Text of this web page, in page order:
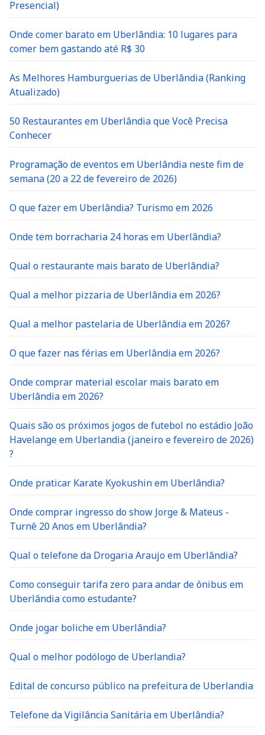
Presencial)
Onde comer barato em Uberlândia: 10 lugares para
comer bem gastando até R$ 30
As Melhores Hamburguerias de Uberlândia (Ranking
Atualizado)
50 Restaurantes em Uberlândia que Você Precisa
Conhecer
Programação de eventos em Uberlândia neste fim de
semana (20 a 22 de fevereiro de 2026)
O que fazer em Uberlândia? Turismo em 2026
Onde tem borracharia 24 horas em Uberlândia?
Qual o restaurante mais barato de Uberlândia?
Qual a melhor pizzaria de Uberlândia em 2026?
Qual a melhor pastelaria de Uberlândia em 2026?
O que fazer nas férias em Uberlândia em 2026?
Onde comprar material escolar mais barato em
Uberlândia em 2026?
Quais são os próximos jogos de futebol no estádio João
Havelange em Uberlandia (janeiro e fevereiro de 2026)
?
Onde praticar Karate Kyokushin em Uberlândia?
Onde comprar ingresso do show Jorge & Mateus -
Turnê 20 Anos em Uberlândia?
Qual o telefone da Drogaria Araujo em Uberlândia?
Como conseguir tarifa zero para andar de ônibus em
Uberlândia como estudante?
Onde jogar boliche em Uberlândia?
Qual o melhor podólogo de Uberlandia?
Edital de concurso público na prefeitura de Uberlandia
Telefone da Vigilância Sanitária em Uberlândia?